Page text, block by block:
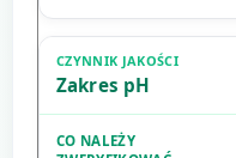
Zakres pH